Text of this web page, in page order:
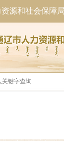
源和社会保障局